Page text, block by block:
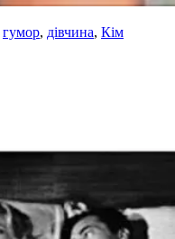
гумор, дівчина, Кім